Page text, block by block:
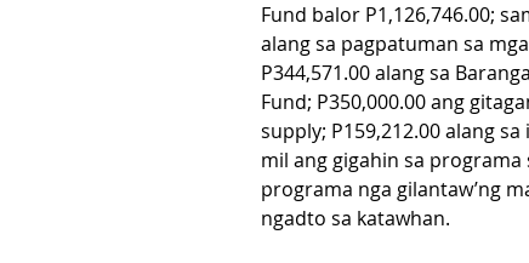
Fund balor P1,126,746.00;
alang sa pagpatuman sa
P344,571.00 alang sa
Fund; P350,000.00 ang
supply; P159,212.00 alang
mil ang gigahin sa programa
programa nga gilantaw’ng
ngadto sa katawhan.